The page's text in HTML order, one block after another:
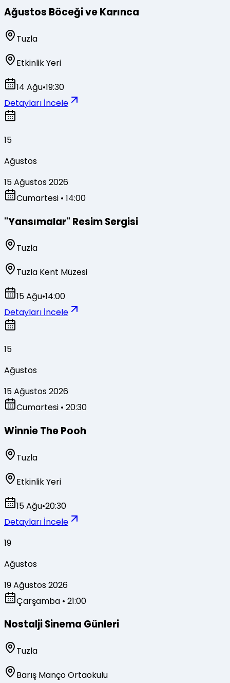
Ağustos Böceği ve Karınca
Tuzla
Etkinlik Yeri
14 Ağu•19:30
Detayları İncele
15
Ağustos
15 Ağustos 2026
Cumartesi • 14:00
"Yansımalar" Resim Sergisi
Tuzla
Tuzla Kent Müzesi
15 Ağu•14:00
Detayları İncele
15
Ağustos
15 Ağustos 2026
Cumartesi • 20:30
Winnie The Pooh
Tuzla
Etkinlik Yeri
15 Ağu•20:30
Detayları İncele
19
Ağustos
19 Ağustos 2026
Çarşamba • 21:00
Nostalji Sinema Günleri
Tuzla
Barış Manço Ortaokulu